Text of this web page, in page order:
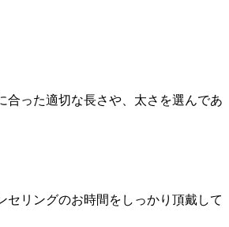
合った適切な長さや、 太さを選んであ
セリングのお時間をしっかり頂戴して